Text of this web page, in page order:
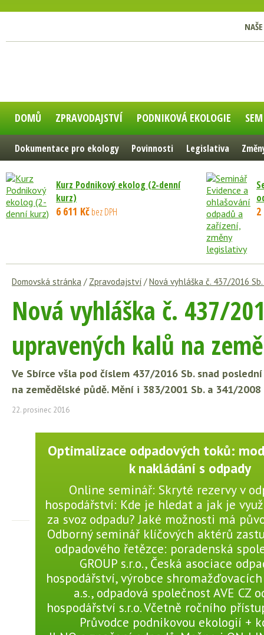
DOMŮ ZPRAVODAJSTVÍ PODNIKOVÁ EKOLOGIE
Dokumentace pro ekology Povinnosti Legislativa
Kurz Podnikový ekolog (2-denní
kurz)
6 611 Kčbez DPH 2
Domovská stránka / Zpravodajství /Nová vyhláška č. 437/2016
Nová vyhláška č. 437/
upravených kalů na
Ve Sbírce všla pod číslem 437/2016 Sb. snad
na zemědělské půdě. Mění i 383/2001 Sb. a 341/
22. prosinec 2016
Optimalizace odpadových toků:
k nakládání s odpady
Online seminář: Skryté rezervy v
hospodářství: Kde je hledat a jak je
za svoz odpadu? Jaké možnosti má
Odborný seminář klíčových aktérů
odpadového řetězce: poradenská
GROUP s.r.o., Česká asociace
hospodářství, výrobce
a.s., odpadová společnost AVE CZ
hospodářství s.r.o. Včetně ročního
Průvodce podnikovou ekologií +